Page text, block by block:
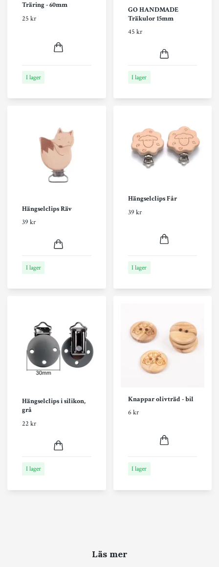
Träring - 60mm
25 kr
I lager
GO HANDMADE
Träkulor 15mm
45 kr
I lager
Hängselclips Räv
39 kr
I lager
Hängselclips Får
39 kr
I lager
Hängselclips i silikon,
grå
22 kr
I lager
Knappar olivträd - bil
6 kr
I lager
Läs mer